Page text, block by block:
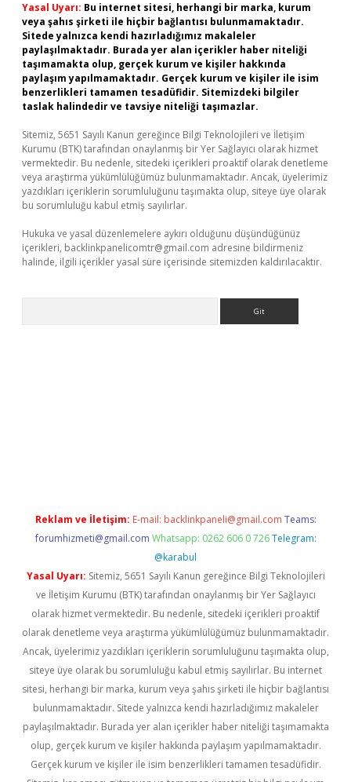
Yasal Uyarı: Bu internet sitesi, herhangi bir marka, kurum
veya şahıs şirketi ile hiçbir bağlantısı bulunmamaktadır.
Sitede yalnızca kendi hazırladığımız makaleler
paylaşılmaktadır. Burada yer alan içerikler haber niteliği
taşımamakta olup, gerçek kurum ve kişiler hakkında
paylaşım yapılmamaktadır. Gerçek kurum ve kişiler ile isim
benzerlikleri tamamen tesadüfidir. Sitemizdeki bilgiler
taslak halindedir ve tavsiye niteliği taşımazlar.
Sitemiz, 5651 Sayılı Kanun gereğince Bilgi Teknolojileri ve İletişim
Kurumu (BTK) tarafından onaylanmış bir Yer Sağlayıcı olarak hizmet
vermektedir. Bu nedenle, sitedeki içerikleri proaktif olarak denetleme
veya araştırma yükümlülüğümüz bulunmamaktadır. Ancak, üyelerimiz
yazdıkları içeriklerin sorumluluğunu taşımakta olup, siteye üye olarak
bu sorumluluğu kabul etmiş sayılırlar.
Hukuka ve yasal düzenlemelere aykırı olduğunu düşündüğünüz
içerikleri, backlinkpanelicomtr@gmail.com adresine bildirmeniz
halinde, ilgili içerikler yasal süre içerisinde sitemizden kaldırılacaktır.
Reklam ve İletişim: E-mail: backlinkpaneli@gmail.com Teams:
forumhizmeti@gmail.com Whatsapp: 0262 606 0 726 Telegram:
@karabul
Yasal Uyarı: Sitemiz, 5651 Sayılı Kanun gereğince Bilgi Teknolojileri
ve İletişim Kurumu (BTK) tarafından onaylanmış bir Yer Sağlayıcı
olarak hizmet vermektedir. Bu nedenle, sitedeki içerikleri proaktif
olarak denetleme veya araştırma yükümlülüğümüz bulunmamaktadır.
Ancak, üyelerimiz yazdıkları içeriklerin sorumluluğunu taşımakta olup,
siteye üye olarak bu sorumluluğu kabul etmiş sayılırlar. Bu internet
sitesi, herhangi bir marka, kurum veya şahıs şirketi ile hiçbir bağlantısı
bulunmamaktadır. Sitede yalnızca kendi hazırladığımız makaleler
paylaşılmaktadır. Burada yer alan içerikler haber niteliği taşımamakta
olup, gerçek kurum ve kişiler hakkında paylaşım yapılmamaktadır.
Gerçek kurum ve kişiler ile isim benzerlikleri tamamen tesadüfidir.